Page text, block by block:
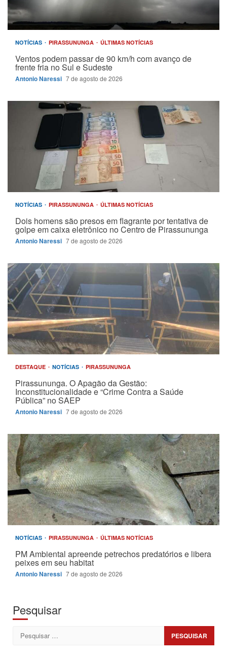
NOTÍCIAS PIRASSUNUNGA ÚLTIMAS NOTÍCIAS
Ventos podem passar de 90 km/h com avanço de
frente fria no Sul e Sudeste
Antonio Naressi 7 de agosto de 2026
NOTÍCIAS PIRASSUNUNGA ÚLTIMAS NOTÍCIAS
Dois homens são presos em flagrante por tentativa de
golpe em caixa eletrônico no Centro de Pirassununga
Antonio Naressi 7 de agosto de 2026
DESTAQUE NOTÍCIAS PIRASSUNUNGA
Pirassununga. O Apagão da Gestão:
Inconstitucionalidade e “Crime Contra a Saúde
Pública” no SAEP
Antonio Naressi 7 de agosto de 2026
NOTÍCIAS PIRASSUNUNGA ÚLTIMAS NOTÍCIAS
PM Ambiental apreende petrechos predatórios e libera
peixes em seu habitat
Antonio Naressi 7 de agosto de 2026
Pesquisar
Pesquisar